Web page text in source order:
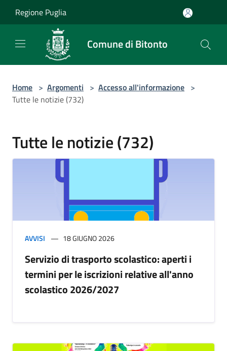
Regione Puglia
Comune di Bitonto
Home > Argomenti > Accesso all'informazione >
Tutte le notizie (732)
Tutte le notizie (732)
AVVISI 18 GIUGNO 2026
Servizio di trasporto scolastico: aperti i
termini per le iscrizioni relative all'anno
scolastico 2026/2027